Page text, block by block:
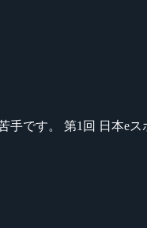
手です。 第1回 日本e